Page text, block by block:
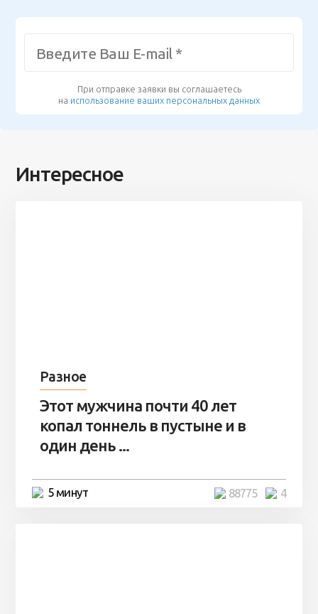
При отправке заявки вы соглашаетесь
на использование ваших персональных данных
Интересное
Разное
Этот мужчина почти 40 лет
копал тоннель в пустыне и в
один день ...
5 минут 4
88775